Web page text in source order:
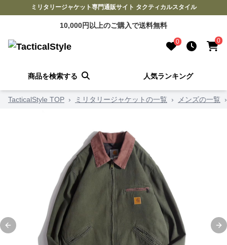
ミリタリージャケット専門通販サイト タクティカルスタイル
10,000円以上のご購入で送料無料
0 0
商品を検索する 人気ランキング
TacticalStyle TOP › ミリタリージャケットの一覧 › メンズの一覧 ›
Previous slide